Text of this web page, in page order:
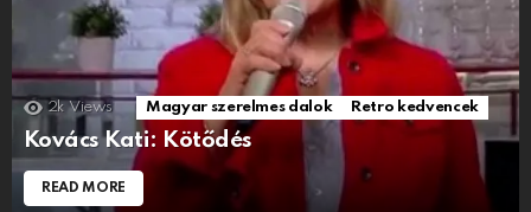
2k Views Magyar szerelmes dalok Retro kedvencek
Kovács Kati: Kötődés
READ MORE